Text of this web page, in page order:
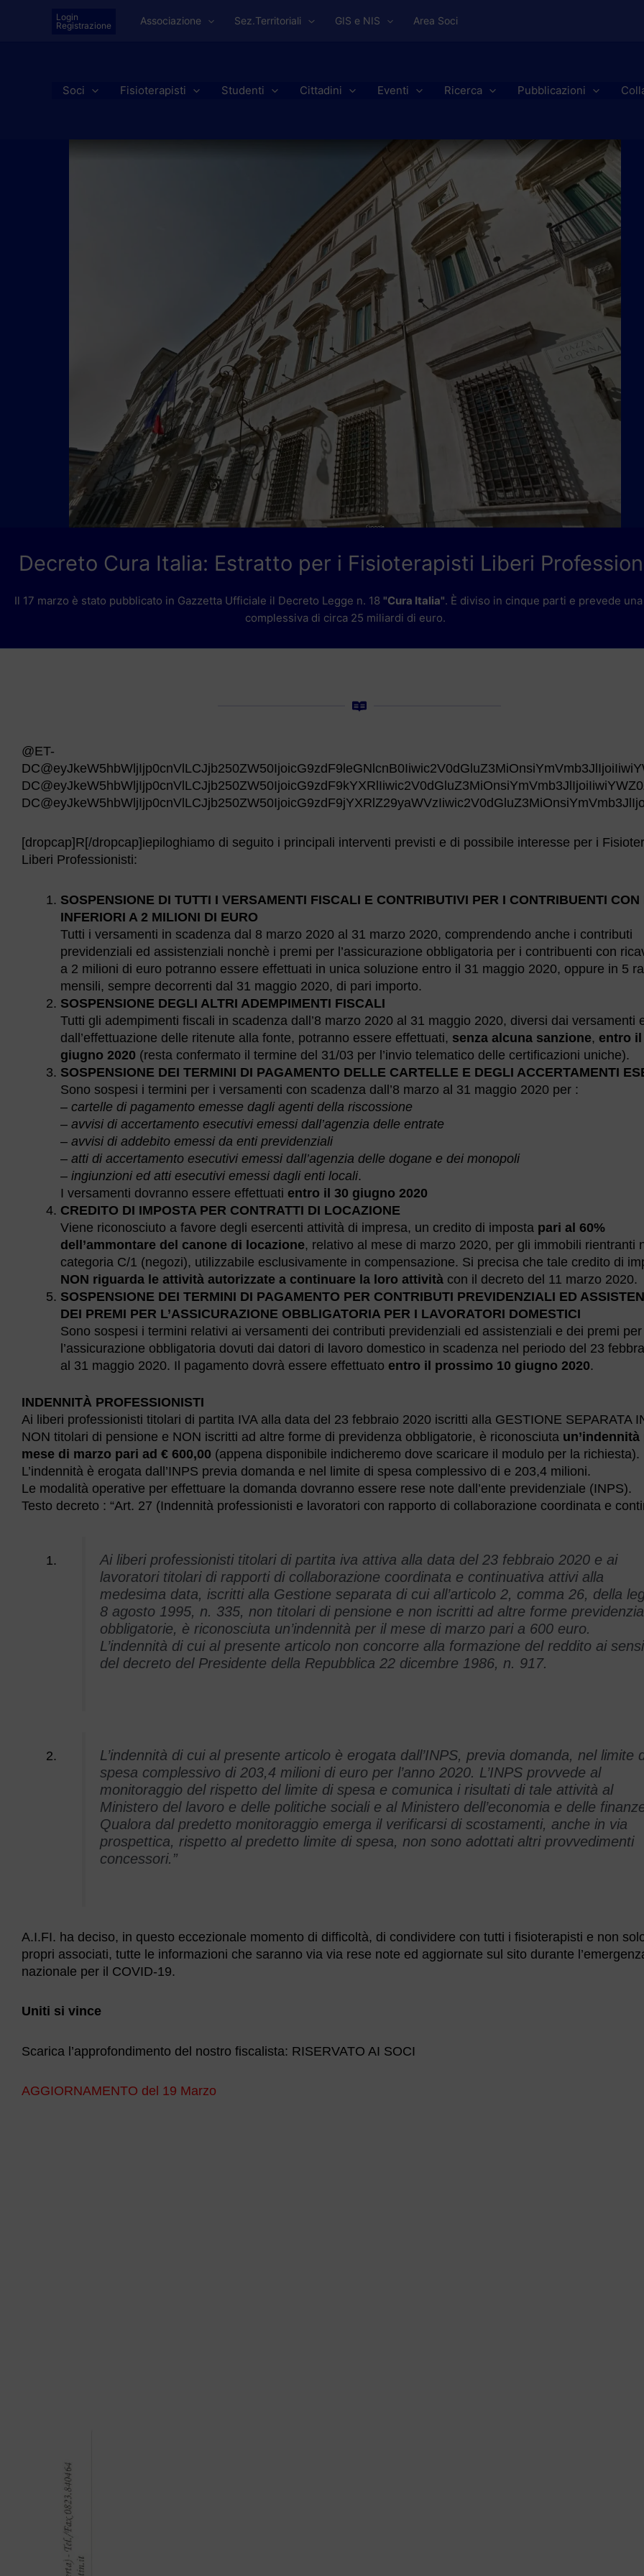
Login
Registrazione
Associazione Sez.Territoriali GIS e NIS Area Soci
Soci Fisioterapisti Studenti Cittadini Eventi Ricerca Pubblicazioni
Decreto Cura Italia: Estratto per i Fisioterapisti Liberi
Il 17 marzo è stato pubblicato in Gazzetta Ufficiale il Decreto Legge n. 18 "Cura Italia". È diviso in cinque parti e prevede
complessiva di circa 25 miliardi di euro.
@ET-
[dropcap]R[/dropcap]iepiloghiamo di seguito i principali interventi previsti e di possibile interesse per i
Liberi Professionisti:
SOSPENSIONE DI TUTTI I VERSAMENTI FISCALI E CONTRIBUTIVI PER I CONTRIBUENTI CON
INFERIORI A 2 MILIONI DI EURO
Tutti i versamenti in scadenza dal 8 marzo 2020 al 31 marzo 2020, comprendendo anche i contributi
previdenziali ed assistenziali nonchè i premi per l’assicurazione obbligatoria per i contribuenti con
a 2 milioni di euro potranno essere effettuati in unica soluzione entro il 31 maggio 2020, oppure in 5
mensili, sempre decorrenti dal 31 maggio 2020, di pari importo.
SOSPENSIONE DEGLI ALTRI ADEMPIMENTI FISCALI
Tutti gli adempimenti fiscali in scadenza dall’8 marzo 2020 al 31 maggio 2020, diversi dai versamenti
dall’effettuazione delle ritenute alla fonte, potranno essere effettuati, senza alcuna sanzione, entro il
giugno 2020 (resta confermato il termine del 31/03 per l’invio telematico delle certificazioni uniche).
SOSPENSIONE DEI TERMINI DI PAGAMENTO DELLE CARTELLE E DEGLI ACCERTAMENTI
Sono sospesi i termini per i versamenti con scadenza dall’8 marzo al 31 maggio 2020 per :
– cartelle di pagamento emesse dagli agenti della riscossione
– avvisi di accertamento esecutivi emessi dall’agenzia delle entrate
– avvisi di addebito emessi da enti previdenziali
– atti di accertamento esecutivi emessi dall’agenzia delle dogane e dei monopoli
– ingiunzioni ed atti esecutivi emessi dagli enti locali.
I versamenti dovranno essere effettuati entro il 30 giugno 2020
CREDITO DI IMPOSTA PER CONTRATTI DI LOCAZIONE
Viene riconosciuto a favore degli esercenti attività di impresa, un credito di imposta pari al 60%
dell’ammontare del canone di locazione, relativo al mese di marzo 2020, per gli immobili rientranti
categoria C/1 (negozi), utilizzabile esclusivamente in compensazione. Si precisa che tale credito di
NON riguarda le attività autorizzate a continuare la loro attività con il decreto del 11 marzo 2020.
SOSPENSIONE DEI TERMINI DI PAGAMENTO PER CONTRIBUTI PREVIDENZIALI ED
DEI PREMI PER L’ASSICURAZIONE OBBLIGATORIA PER I LAVORATORI DOMESTICI
Sono sospesi i termini relativi ai versamenti dei contributi previdenziali ed assistenziali e dei premi per
l’assicurazione obbligatoria dovuti dai datori di lavoro domestico in scadenza nel periodo del 23
al 31 maggio 2020. Il pagamento dovrà essere effettuato entro il prossimo 10 giugno 2020.
INDENNITÀ PROFESSIONISTI
Ai liberi professionisti titolari di partita IVA alla data del 23 febbraio 2020 iscritti alla GESTIONE SEPARATA
NON titolari di pensione e NON iscritti ad altre forme di previdenza obbligatorie, è riconosciuta un’indennità
mese di marzo pari ad € 600,00 (appena disponibile indicheremo dove scaricare il modulo per la richiesta).
L’indennità è erogata dall’INPS previa domanda e nel limite di spesa complessivo di e 203,4 milioni.
Le modalità operative per effettuare la domanda dovranno essere rese note dall’ente previdenziale (INPS).
Testo decreto : “Art. 27 (Indennità professionisti e lavoratori con rapporto di collaborazione coordinata e
Ai liberi professionisti titolari di partita iva attiva alla data del 23 febbraio 2020 e ai
lavoratori titolari di rapporti di collaborazione coordinata e continuativa attivi alla
medesima data, iscritti alla Gestione separata di cui all’articolo 2, comma 26, della
8 agosto 1995, n. 335, non titolari di pensione e non iscritti ad altre forme
obbligatorie, è riconosciuta un’indennità per il mese di marzo pari a 600 euro.
L’indennità di cui al presente articolo non concorre alla formazione del reddito ai sensi
del decreto del Presidente della Repubblica 22 dicembre 1986, n. 917.
L’indennità di cui al presente articolo è erogata dall’INPS, previa domanda, nel limite
spesa complessivo di 203,4 milioni di euro per l’anno 2020. L’INPS provvede al
monitoraggio del rispetto del limite di spesa e comunica i risultati di tale attività al
Ministero del lavoro e delle politiche sociali e al Ministero dell’economia e delle
Qualora dal predetto monitoraggio emerga il verificarsi di scostamenti, anche in via
prospettica, rispetto al predetto limite di spesa, non sono adottati altri provvedimenti
concessori.”
A.I.FI. ha deciso, in questo eccezionale momento di difficoltà, di condividere con tutti i fisioterapisti e non
propri associati, tutte le informazioni che saranno via via rese note ed aggiornate sul sito durante
nazionale per il COVID-19.
Uniti si vince
Scarica l’approfondimento del nostro fiscalista: RISERVATO AI SOCI
AGGIORNAMENTO del 19 Marzo